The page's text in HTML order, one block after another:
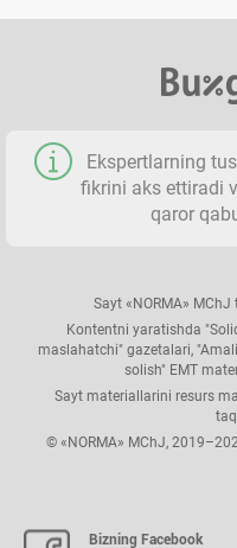
Ekspertlarning
fikrini aks ettiradi
qaror
Sayt «NORMA»
Kontentni yaratishda
maslahatchi" gazetalari,
solish" EMT
Sayt materiallarini resurs
© «NORMA» MChJ,
Bizning Facebook